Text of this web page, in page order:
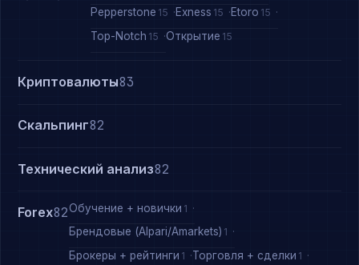
Pepperstone 15 Exness 15 Etoro 15
Top-Notch 15 Открытие 15
Криптовалюты83
Скальпинг82
Технический анализ82
Forex82Обучение + новички 1
Брендовые (Alpari/Amarkets) 1
Брокеры + рейтинги 1 Торговля + сделки 1